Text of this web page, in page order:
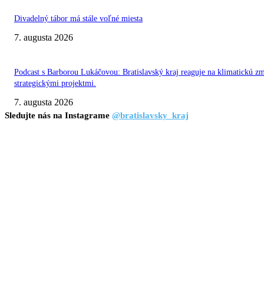
Divadelný tábor má stále voľné miesta
7. augusta 2026
Podcast s Barborou Lukáčovou: Bratislavský kraj reaguje na klimatickú
strategickými projektmi.
7. augusta 2026
Sledujte nás na Instagrame @bratislavsky_kraj